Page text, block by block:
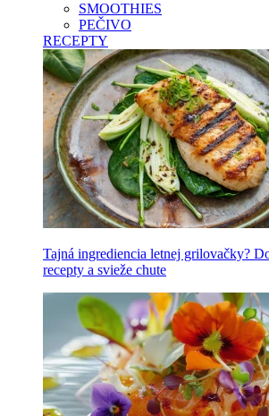
SMOOTHIES
PEČIVO
RECEPTY
Tajná ingrediencia letnej grilovačky?
recepty a svieže chute